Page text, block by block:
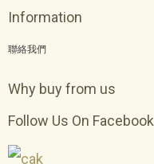
Information
聯絡我們
Why buy from us
Follow Us On Facebook